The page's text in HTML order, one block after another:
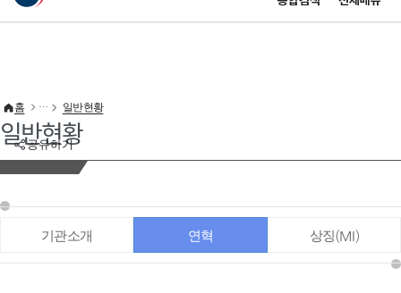
이 누리집은 대한민국 공식 전자정부 누리집입니다.
공유하기
홈 일반현황
일반현황
기관소개 연혁 상징(MI)